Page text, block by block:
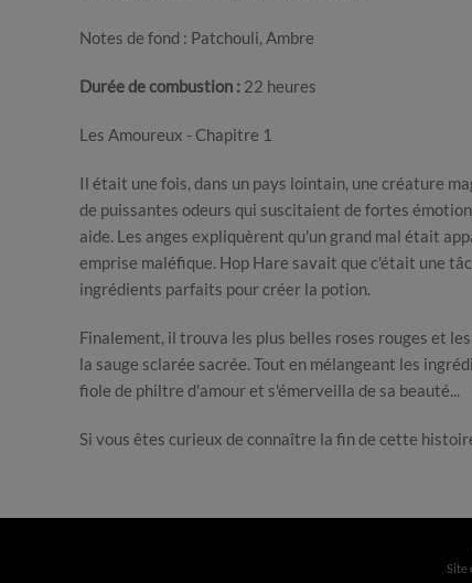
Notes de fond : Patchouli, Ambre
Durée de combustion : 22 heures
Les Amoureux - Chapitre 1
Il était une fois, dans un pays lointain, une créature
de puissantes odeurs qui suscitaient de fortes
aide. Les anges expliquèrent qu'un grand mal était
emprise maléfique. Hop Hare savait que c'était une
ingrédients parfaits pour créer la potion.
Finalement, il trouva les plus belles roses rouges et
la sauge sclarée sacrée. Tout en mélangeant les
fiole de philtre d'amour et s'émerveilla de sa beauté...
Si vous êtes curieux de connaître la fin de cette
Site